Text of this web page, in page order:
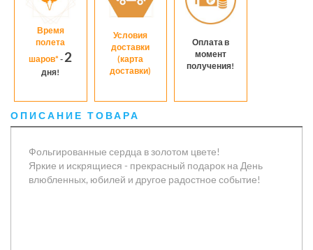
Время
полета
шаров*- 2
дня!
Условия
доставки
(карта
доставки)
Оплата в
момент
получения!
ОПИСАНИЕ ТОВАРА
Фольгированные сердца в золотом цвете!
Яркие и искрящиеся - прекрасный подарок на День
влюбленных, юбилей и другое радостное событие!